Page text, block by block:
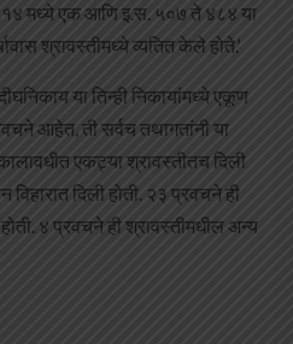
मध्ये एक आणि इ.स. ५०७ ते ४८४ या
श्रावस्तीमध्ये व्यतित केले होते.’
या तिन्ही निकायांमध्ये एकूण
आहेत, ती सर्वच तथागतांनी या
एकट्या श्रावस्तीतच दिली
दिली होती. २३ प्रवचने ही
होती. ४ प्रवचने ही श्रावस्तीमधील अन्य